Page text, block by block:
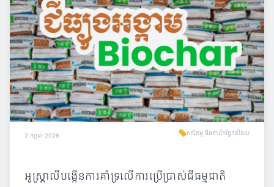
2 កក្កដា 2026 កសិកម្ម និងការកែច្នៃកសិផល
អូស្ត្រាលីបង្កើនការគាំទ្រលើការប្រើប្រាស់ជីធម្មជាតិ